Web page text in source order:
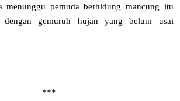
menunggu pemuda berhidung mancung itu
dengan gemuruh hujan yang belum usai
***